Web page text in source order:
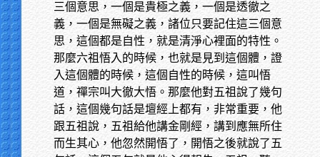
三個意思，一個是貴極之義，一個是透徹之
義，一個是無礙之義，諸位只要記住這三個意
思，這個都是自性，就是清淨心裡面的特性。
那麼六祖悟入的時候，也就是見到這個體，證
入這個體的時候，這個自性的時候，這叫悟
道，禪宗叫大徹大悟。那麼他對五祖說了幾句
話，這個幾句話是壇經上都有，非常重要，他
跟五祖說，五祖給他講金剛經，講到應無所住
而生其心，他忽然開悟了，開悟之後就說了五